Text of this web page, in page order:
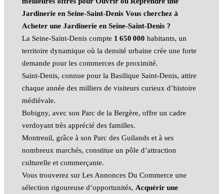
Jardinerie en Seine-Saint-Denis Vous cherchez à
Acheter une Jardinerie en Seine-Saint-Denis ?
La Seine-Saint-Denis compte 1 650 000 habitants, un
territoire dynamique où la densité urbaine crée une forte
demande pour les commerces de proximité.
Saint‑Denis, connue pour la Basilique Saint‑Denis, attire
chaque année des milliers de visiteurs curieux d’histoire
médiévale.
Bobigny, avec son Parc de la Bergère, offre un cadre
verdoyant très apprécié des familles.
Montreuil, grâce à son Parc des Guilands et à ses
nombreux marchés, constitue un pôle d’attraction
culturelle et commerçante.
Vous trouverez sur Les Annonces Du Commerce une
sélection rigoureuse d’opportunités, Acquérir une